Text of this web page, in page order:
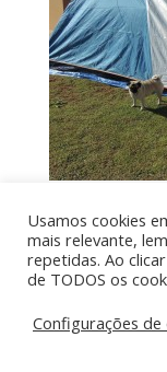
Por aí de
Usamos cookies
mais relevante,
repetidas. Ao
de TODOS os
Configurações de